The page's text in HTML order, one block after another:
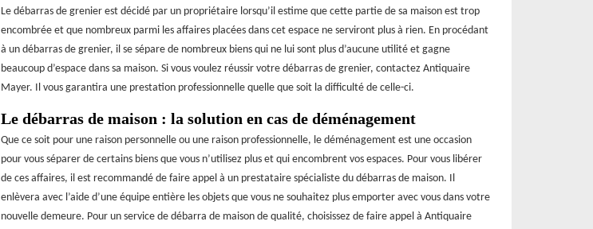
Le débarras de grenier est décidé par un propriétaire lorsqu’il estime que cette partie de sa maison est trop
encombrée et que nombreux parmi les affaires placées dans cet espace ne serviront plus à rien. En procédant
à un débarras de grenier, il se sépare de nombreux biens qui ne lui sont plus d’aucune utilité et gagne
beaucoup d’espace dans sa maison. Si vous voulez réussir votre débarras de grenier, contactez Antiquaire
Mayer. Il vous garantira une prestation professionnelle quelle que soit la difficulté de celle-ci.
Le débarras de maison : la solution en cas de déménagement
Que ce soit pour une raison personnelle ou une raison professionnelle, le déménagement est une occasion
pour vous séparer de certains biens que vous n’utilisez plus et qui encombrent vos espaces. Pour vous libérer
de ces affaires, il est recommandé de faire appel à un prestataire spécialiste du débarras de maison. Il
enlèvera avec l’aide d’une équipe entière les objets que vous ne souhaitez plus emporter avec vous dans votre
nouvelle demeure. Pour un service de débarra de maison de qualité, choisissez de faire appel à Antiquaire